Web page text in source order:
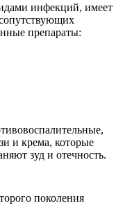
инфекций, имеет
препараты:
и крема, которые
зуд и отечность.
поколения